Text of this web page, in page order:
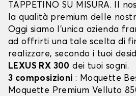
TAPPETINO SU MISURA. Il
la qualità premium delle
Oggi siamo l’unica azienda
ad offrirti una tale scelta di
realizzare, secondo i tuoi
LEXUS RX 300 dei tuoi sogni.
3 composizioni : Moquette
Moquette Premium Velluto